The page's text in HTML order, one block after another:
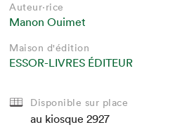
Auteur·rice
Manon Ouimet
Maison d'édition
ESSOR-LIVRES ÉDITEUR
Disponible sur place
au kiosque 2927